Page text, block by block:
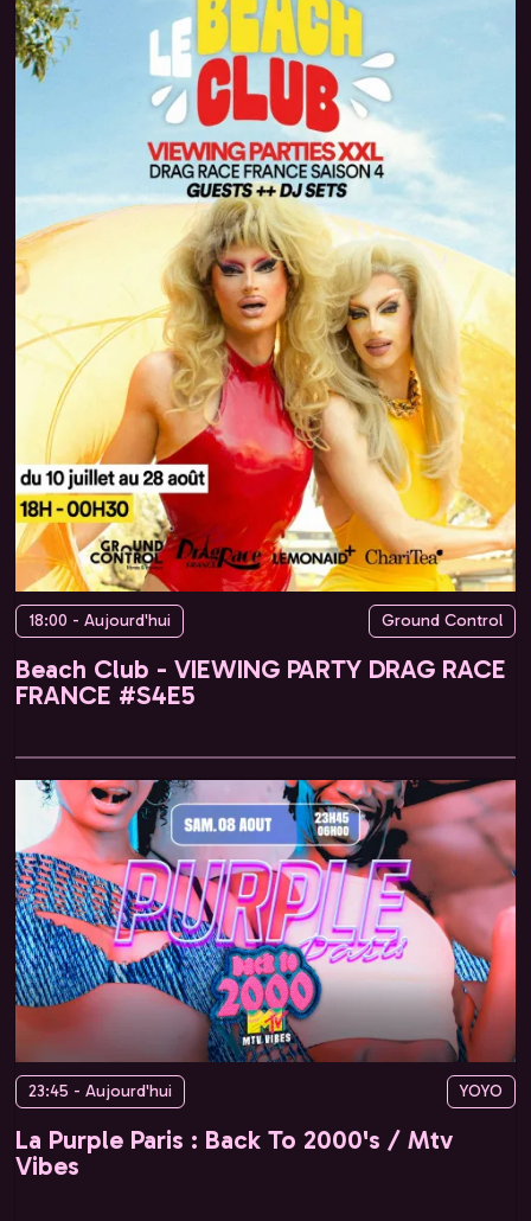
18:00 - Aujourd'hui Ground Control
Beach Club - VIEWING PARTY DRAG RACE
FRANCE #S4E5
23:45 - Aujourd'hui YOYO
La Purple Paris : Back To 2000's / Mtv
Vibes